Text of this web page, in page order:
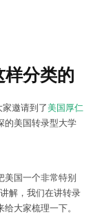
分类的
邀请到了美国厚仁
的美国转录型大学
美国一个非常特别
解，我们在讲转录
大家梳理一下。